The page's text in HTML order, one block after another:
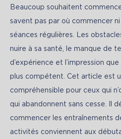
Beaucoup souhaitent
savent pas par où commencer
séances régulières. Les
nuire à sa santé, le manque de
d’expérience et l’impression
plus compétent. Cet article est
compréhensible pour ceux qui
qui abandonnent sans cesse. Il
commencer les entraînements
activités conviennent aux